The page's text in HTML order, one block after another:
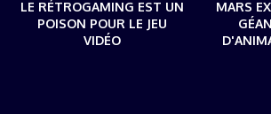
LE RÉTROGAMING EST UN
POISON POUR LE JEU
VIDÉO
MARS